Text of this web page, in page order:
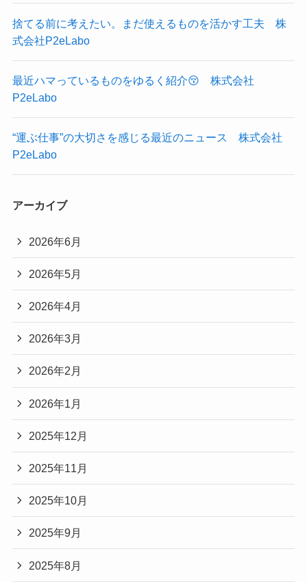
捨てる前に考えたい。まだ使えるものを活かす工夫 株
式会社P2eLabo
最近ハマっているものをゆるく紹介😚 株式会社
P2eLabo
“運ぶ仕事”の大切さを感じる最近のニュース 株式会社
P2eLabo
アーカイブ
2026年6月
2026年5月
2026年4月
2026年3月
2026年2月
2026年1月
2025年12月
2025年11月
2025年10月
2025年9月
2025年8月